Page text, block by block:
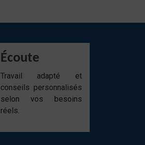
Écoute
Travail adapté et
conseils personnalisés
selon vos besoins
réels.